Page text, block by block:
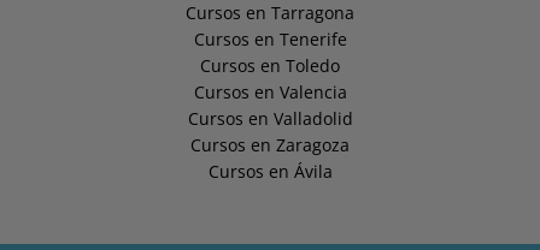
Cursos en Tarragona
Cursos en Tenerife
Cursos en Toledo
Cursos en Valencia
Cursos en Valladolid
Cursos en Zaragoza
Cursos en Ávila